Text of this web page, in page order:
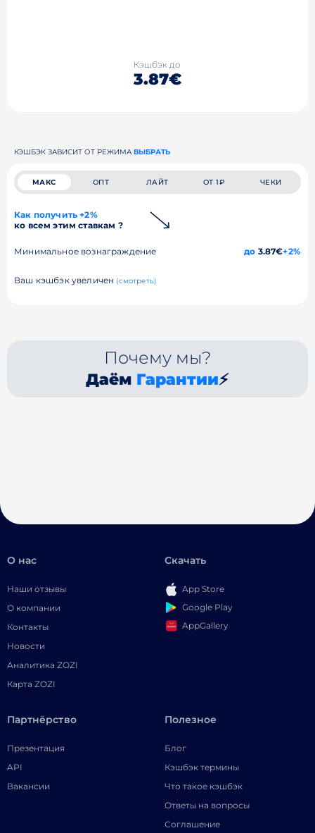
Кэшбэк до
3.87€
КЭШБЭК ЗАВИСИТ ОТ РЕЖИМА ВЫБРАТЬ
МАКС ОПТ ЛАЙТ ОТ 1₽ ЧЕКИ
Как получить +2%
ко всем этим ставкам ?
Минимальное вознаграждение до 3.87€+2%
Ваш кэшбэк увеличен (смотреть)
Почему мы?
Даём Гарантии⚡
О нас
Наши отзывы
О компании
Контакты
Новости
Аналитика ZOZI
Карта ZOZI
Скачать
App Store
Google Play
AppGallery
Партнёрство
Презентация
API
Вакансии
Полезное
Блог
Кэшбэк термины
Что такое кэшбэк
Ответы на вопросы
Соглашение